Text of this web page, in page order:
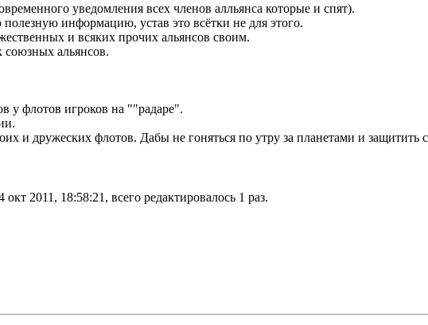
уведомления всех членов алльянса которые и спят).
информацию, устав это всётки не для этого.
и всяких прочих альянсов своим.
союзных альянсов.
у флотов игроков на ""радаре".
и дружеских флотов. Дабы не гоняться по утру за планетами и
окт 2011, 18:58:21, всего редактировалось 1 раз.